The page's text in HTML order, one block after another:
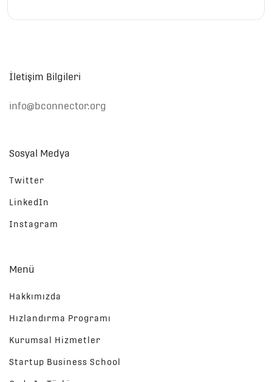
İletişim Bilgileri
info@bconnector.org
Sosyal Medya
Twitter
LinkedIn
Instagram
Menü
Hakkımızda
Hızlandırma Programı
Kurumsal Hizmetler
Startup Business School